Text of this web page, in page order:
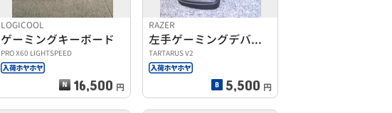
LOGICOOL
ゲーミングキーボード
PRO X60 LIGHTSPEED
16,500 円
RAZER
左手ゲーミングデバイス
TARTARUS V2
5,500 円